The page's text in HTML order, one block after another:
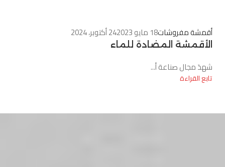
أقمشة مفروشات18 مايو 2023 24 أكتوبر، 2024
الأقمشة المضادة للماء
شهدَ مجال صناعة أ...
تابع القراءة